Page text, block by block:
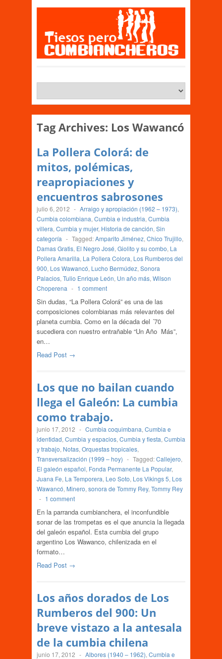
Tag Archives: Los Wawancó
La Pollera Colorá: de
mitos, polémicas,
reapropiaciones y
encuentros sabrosones
julio 6, 2012 - Arraigo y apropiación (1962 – 1973),
Cumbia colombiana, Cumbia e industria, Cumbia
villera, Cumbia y mujer, Historia de canción, Sin
categoría - Tagged:Amparito Jiménez, Chico Trujillo,
Damas Gratis, El Negro José, Giolito y su combo, La
Pollera Amarilla, La Pollera Colora, Los Rumberos del
900, Los Wawancó, Lucho Bermúdez, Sonora
Palacios, Tulio Enrique León, Un año más, Wilson
Choperena - 1 comment
Sin dudas, “La Pollera Colorá” es una de las
composiciones colombianas más relevantes del
planeta cumbia. Como en la década del ´70
sucediera con nuestro entrañable “Un Año Más”,
en…
Read Post →
Los que no bailan cuando
llega el Galeón: La cumbia
como trabajo.
junio 17, 2012 - Cumbia coquimbana, Cumbia e
identidad, Cumbia y espacios, Cumbia y fiesta, Cumbia
y trabajo, Notas, Orquestas tropicales,
Transversalización (1999 – hoy) - Tagged:Callejero,
El galeón español, Fonda Permanente La Popular,
Juana Fe, La Temporera, Leo Soto, Los Vikings 5, Los
Wawancó, Minero, sonora de Tommy Rey, Tommy Rey
- 1 comment
En la parranda cumbianchera, el inconfundible
sonar de las trompetas es el que anuncia la llegada
del galeón español. Esta cumbia del grupo
argentino Los Wawanco, chilenizada en el
formato…
Read Post →
Los años dorados de Los
Rumberos del 900: Un
breve vistazo a la antesala
de la cumbia chilena
junio 17, 2012 - Albores (1940 – 1962), Cumbia e